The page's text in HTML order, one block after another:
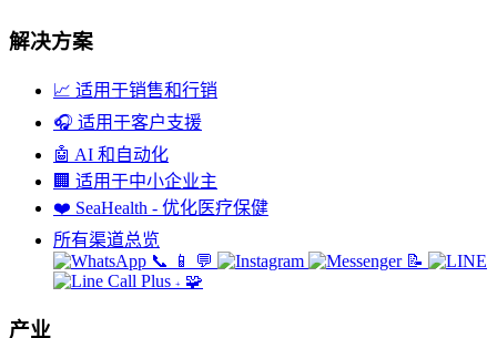
解决方案
📈 适用于销售和行销
🎧 适用于客户支援
🤖 AI 和自动化
🏢 适用于中小企业主
❤️ SeaHealth - 优化医疗保健
所有渠道总览
📞
📱 💬 📝
+ 🧩
产业